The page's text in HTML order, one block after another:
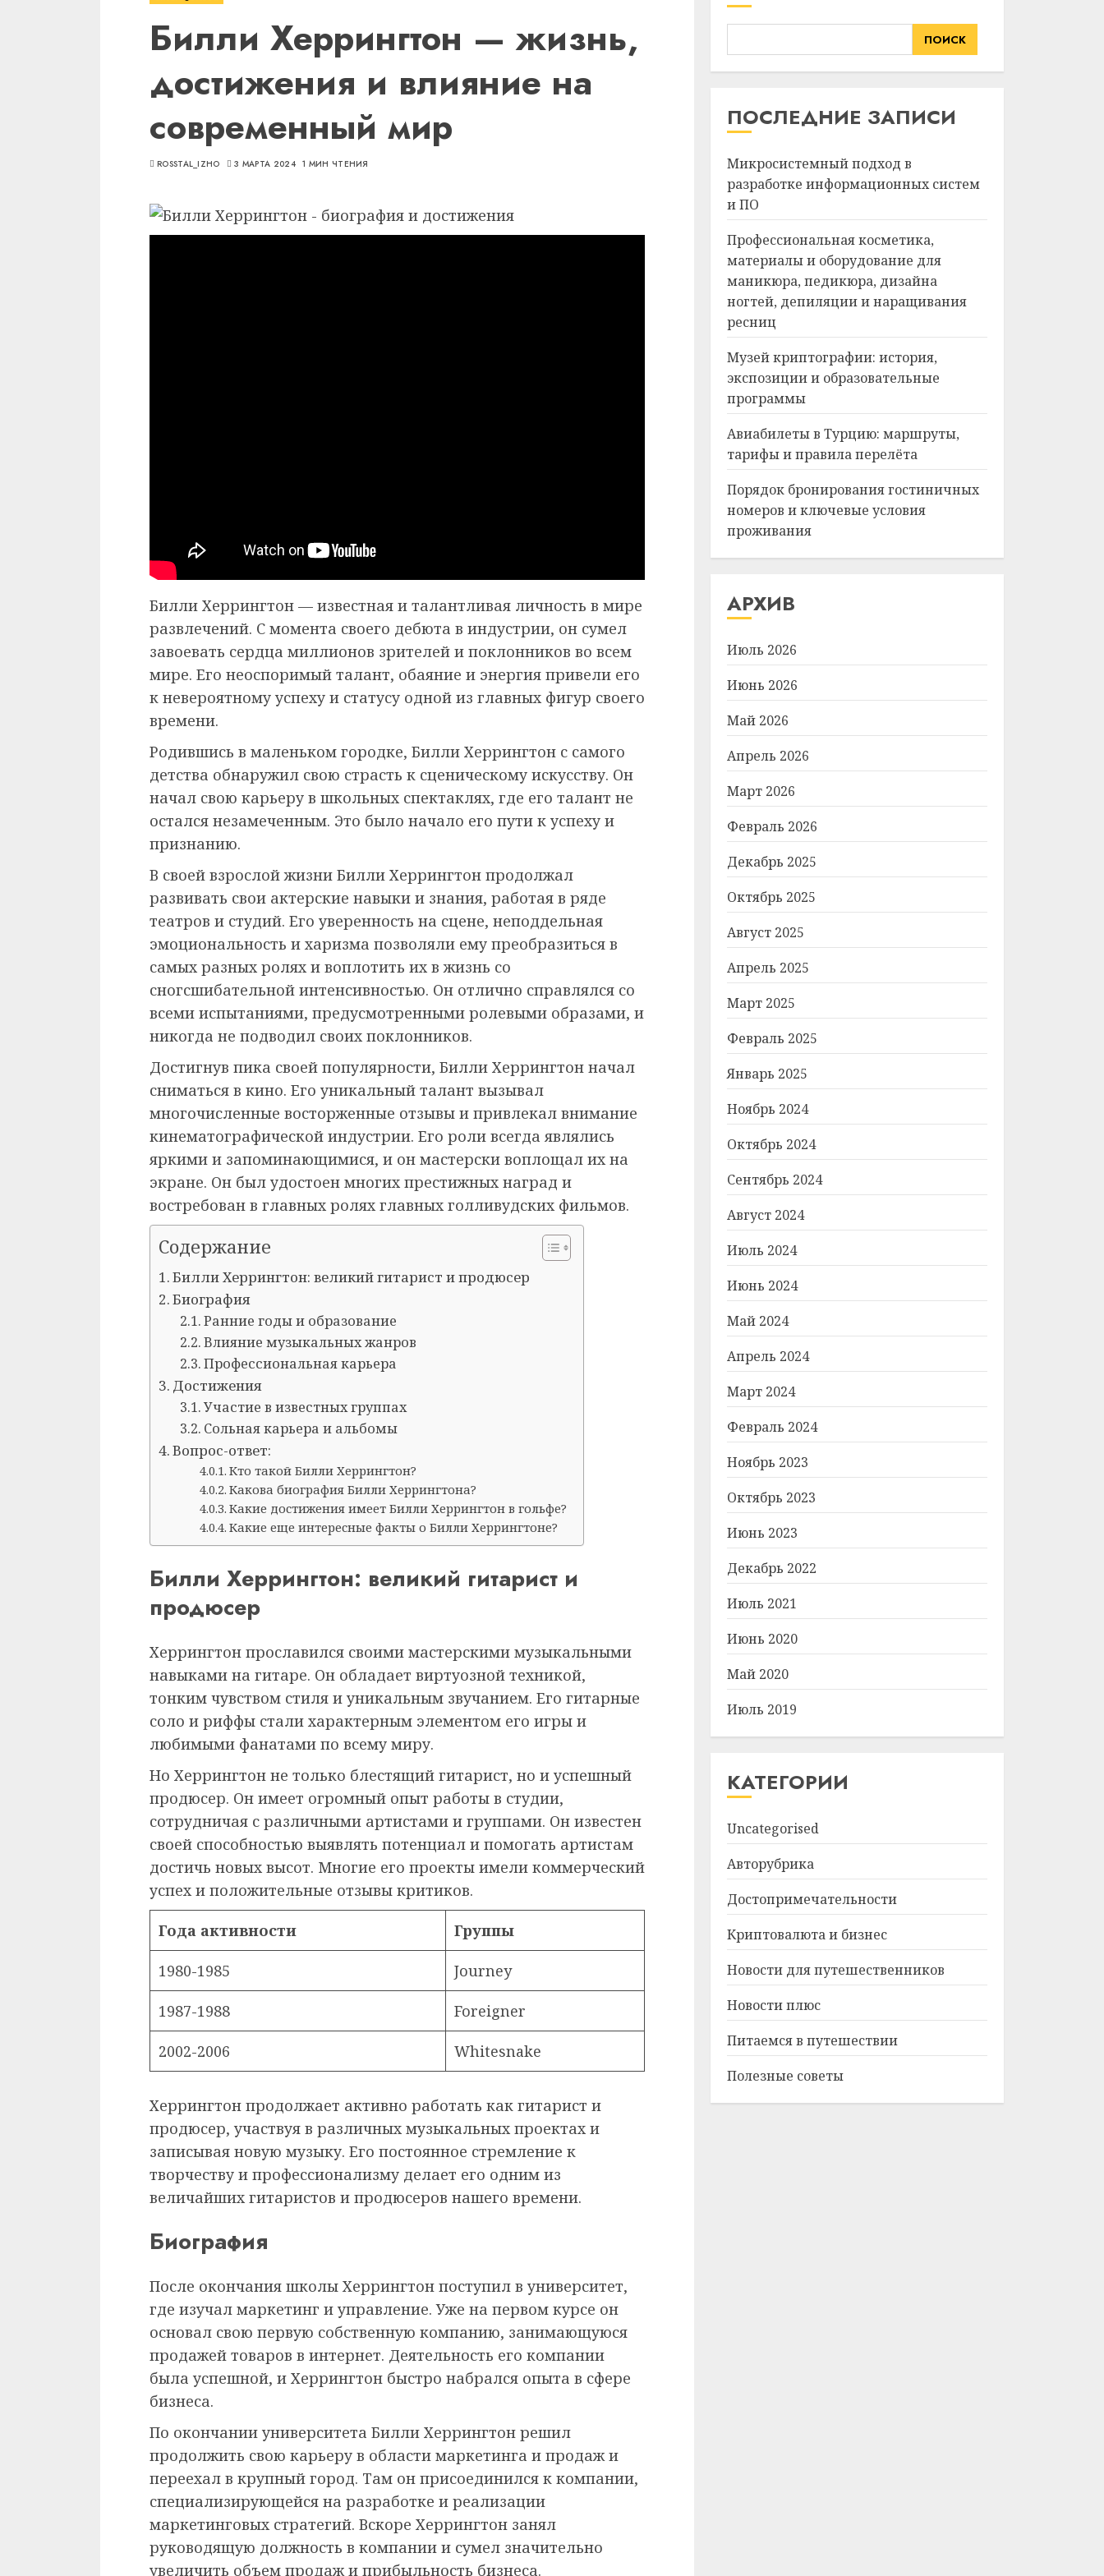
Билли Херрингтон — жизнь,
достижения и влияние на
современный мир
ROSSTAL_IZHO 3 МАРТА 2024 1 МИН ЧТЕНИЯ
Билли Херрингтон — известная и талантливая личность в мире
развлечений. С момента своего дебюта в индустрии, он сумел
завоевать сердца миллионов зрителей и поклонников во всем
мире. Его неоспоримый талант, обаяние и энергия привели его
к невероятному успеху и статусу одной из главных фигур своего
времени.
Родившись в маленьком городке, Билли Херрингтон с самого
детства обнаружил свою страсть к сценическому искусству. Он
начал свою карьеру в школьных спектаклях, где его талант не
остался незамеченным. Это было начало его пути к успеху и
признанию.
В своей взрослой жизни Билли Херрингтон продолжал
развивать свои актерские навыки и знания, работая в ряде
театров и студий. Его уверенность на сцене, неподдельная
эмоциональность и харизма позволяли ему преобразиться в
самых разных ролях и воплотить их в жизнь со
сногсшибательной интенсивностью. Он отлично справлялся со
всеми испытаниями, предусмотренными ролевыми образами, и
никогда не подводил своих поклонников.
Достигнув пика своей популярности, Билли Херрингтон начал
сниматься в кино. Его уникальный талант вызывал
многочисленные восторженные отзывы и привлекал внимание
кинематографической индустрии. Его роли всегда являлись
яркими и запоминающимися, и он мастерски воплощал их на
экране. Он был удостоен многих престижных наград и
востребован в главных ролях главных голливудских фильмов.
Содержание
Билли Херрингтон: великий гитарист и продюсер
Биография
Ранние годы и образование
Влияние музыкальных жанров
Профессиональная карьера
Достижения
Участие в известных группах
Сольная карьера и альбомы
Вопрос-ответ:
Кто такой Билли Херрингтон?
Какова биография Билли Херрингтона?
Какие достижения имеет Билли Херрингтон в гольфе?
Какие еще интересные факты о Билли Херрингтоне?
Билли Херрингтон: великий гитарист и
продюсер
Херрингтон прославился своими мастерскими музыкальными
навыками на гитаре. Он обладает виртуозной техникой,
тонким чувством стиля и уникальным звучанием. Его гитарные
соло и риффы стали характерным элементом его игры и
любимыми фанатами по всему миру.
Но Херрингтон не только блестящий гитарист, но и успешный
продюсер. Он имеет огромный опыт работы в студии,
сотрудничая с различными артистами и группами. Он известен
своей способностью выявлять потенциал и помогать артистам
достичь новых высот. Многие его проекты имели коммерческий
успех и положительные отзывы критиков.
Года активности Группы
1980-1985 Journey
1987-1988 Foreigner
2002-2006 Whitesnake
Херрингтон продолжает активно работать как гитарист и
продюсер, участвуя в различных музыкальных проектах и
записывая новую музыку. Его постоянное стремление к
творчеству и профессионализму делает его одним из
величайших гитаристов и продюсеров нашего времени.
Биография
После окончания школы Херрингтон поступил в университет,
где изучал маркетинг и управление. Уже на первом курсе он
основал свою первую собственную компанию, занимающуюся
продажей товаров в интернет. Деятельность его компании
была успешной, и Херрингтон быстро набрался опыта в сфере
бизнеса.
По окончании университета Билли Херрингтон решил
продолжить свою карьеру в области маркетинга и продаж и
переехал в крупный город. Там он присоединился к компании,
специализирующейся на разработке и реализации
маркетинговых стратегий. Вскоре Херрингтон занял
руководящую должность в компании и сумел значительно
увеличить объем продаж и прибыльность бизнеса.
ПОИСК
ПОСЛЕДНИЕ ЗАПИСИ
Микросистемный подход в
разработке информационных систем
и ПО
Профессиональная косметика,
материалы и оборудование для
маникюра, педикюра, дизайна
ногтей, депиляции и наращивания
ресниц
Музей криптографии: история,
экспозиции и образовательные
программы
Авиабилеты в Турцию: маршруты,
тарифы и правила перелёта
Порядок бронирования гостиничных
номеров и ключевые условия
проживания
АРХИВ
Июль 2026
Июнь 2026
Май 2026
Апрель 2026
Март 2026
Февраль 2026
Декабрь 2025
Октябрь 2025
Август 2025
Апрель 2025
Март 2025
Февраль 2025
Январь 2025
Ноябрь 2024
Октябрь 2024
Сентябрь 2024
Август 2024
Июль 2024
Июнь 2024
Май 2024
Апрель 2024
Март 2024
Февраль 2024
Ноябрь 2023
Октябрь 2023
Июнь 2023
Декабрь 2022
Июль 2021
Июнь 2020
Май 2020
Июль 2019
КАТЕГОРИИ
Uncategorised
Авторубрика
Достопримечательности
Криптовалюта и бизнес
Новости для путешественников
Новости плюс
Питаемся в путешествии
Полезные советы